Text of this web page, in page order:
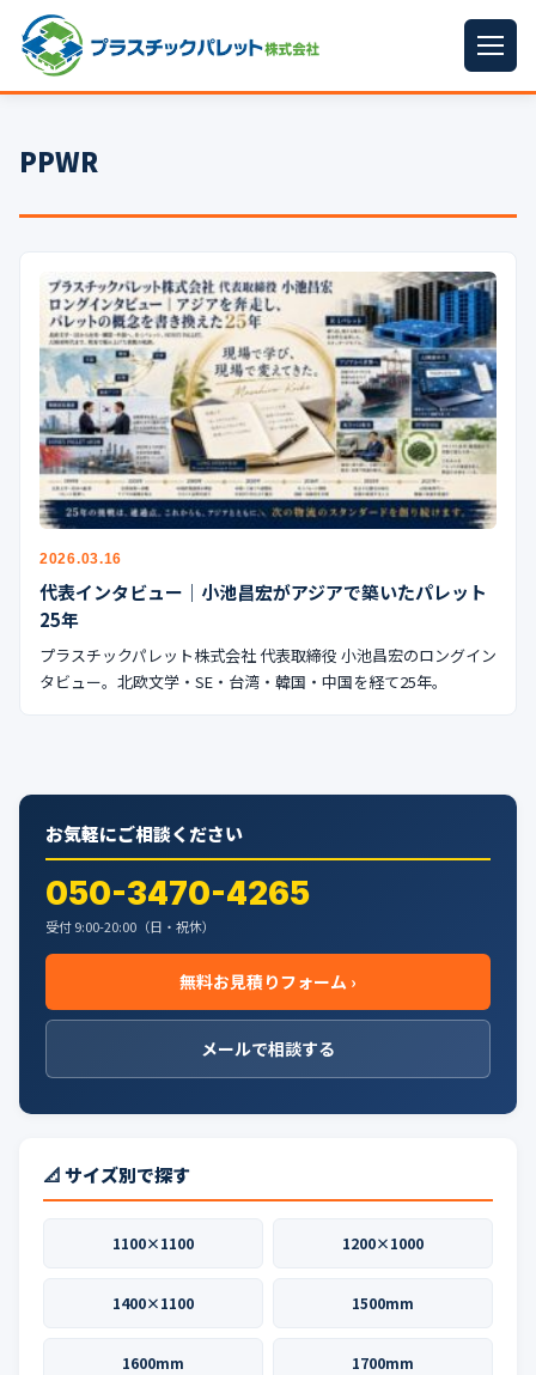
パレットサイズ
プラパレット ▼
コンテナ ▼
中古パレット
再生原料 ▼
梱包資材 ▼
イラン情勢まとめ
公式ブログ
会社案内
🇺🇸🇰🇷🇹🇼🇻🇳
PPWR
2026.03.16
代表インタビュー｜小池昌宏がアジアで築いたパレット
25年
プラスチックパレット株式会社 代表取締役 小池昌宏のロングイン
タビュー。北欧文学・SE・台湾・韓国・中国を経て25年。
お気軽にご相談ください
050-3470-4265
受付 9:00-20:00（日・祝休）
無料お見積りフォーム ›
メールで相談する
📐 サイズ別で探す
1100×1100 1200×1000
1400×1100 1500mm
1600mm 1700mm